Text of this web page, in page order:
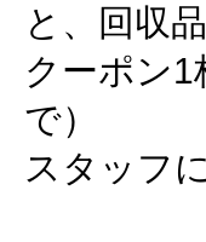
と、回収
クーポン
で）
スタッフ